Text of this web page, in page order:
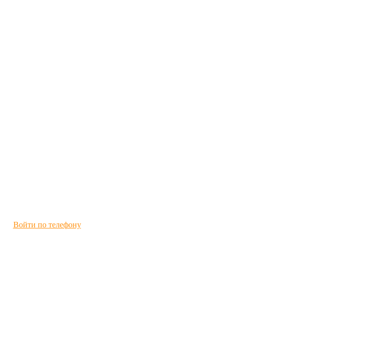
Войти по телефону